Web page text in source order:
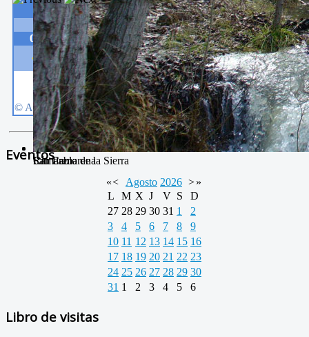
San Pablo
Camarena de la Sierra
Río Camarena
Eventos
«< Agosto 2026 >»
L
M X J V S
D
27 28 29 30 31 1
2
3
4 5 6 7 8
9
10 11 12 13 14 15 16
17 18 19 20 21 22 23
24 25 26 27 28 29 30
31 1 2 3 4 5 6
Libro de visitas